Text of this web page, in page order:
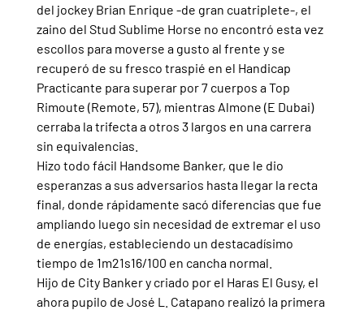
del jockey Brian Enrique -de gran cuatriplete-, el
zaino del Stud Sublime Horse no encontró esta vez
escollos para moverse a gusto al frente y se
recuperó de su fresco traspié en el Handicap
Practicante para superar por 7 cuerpos a Top
Rimoute (Remote, 57), mientras Almone (E Dubai)
cerraba la trifecta a otros 3 largos en una carrera
sin equivalencias.
Hizo todo fácil Handsome Banker, que le dio
esperanzas a sus adversarios hasta llegar la recta
final, donde rápidamente sacó diferencias que fue
ampliando luego sin necesidad de extremar el uso
de energías, estableciendo un destacadísimo
tiempo de 1m21s16/100 en cancha normal.
Hijo de City Banker y criado por el Haras El Gusy, el
ahora pupilo de José L. Catapano realizó la primera